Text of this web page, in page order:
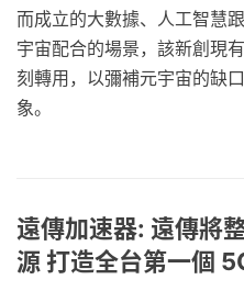
而成立的大數據、人工智慧
宇宙配合的場景，該新創現
刻轉用，以彌補元宇宙的缺
象。
遠傳加速器: 遠傳將
源 打造全台第一個